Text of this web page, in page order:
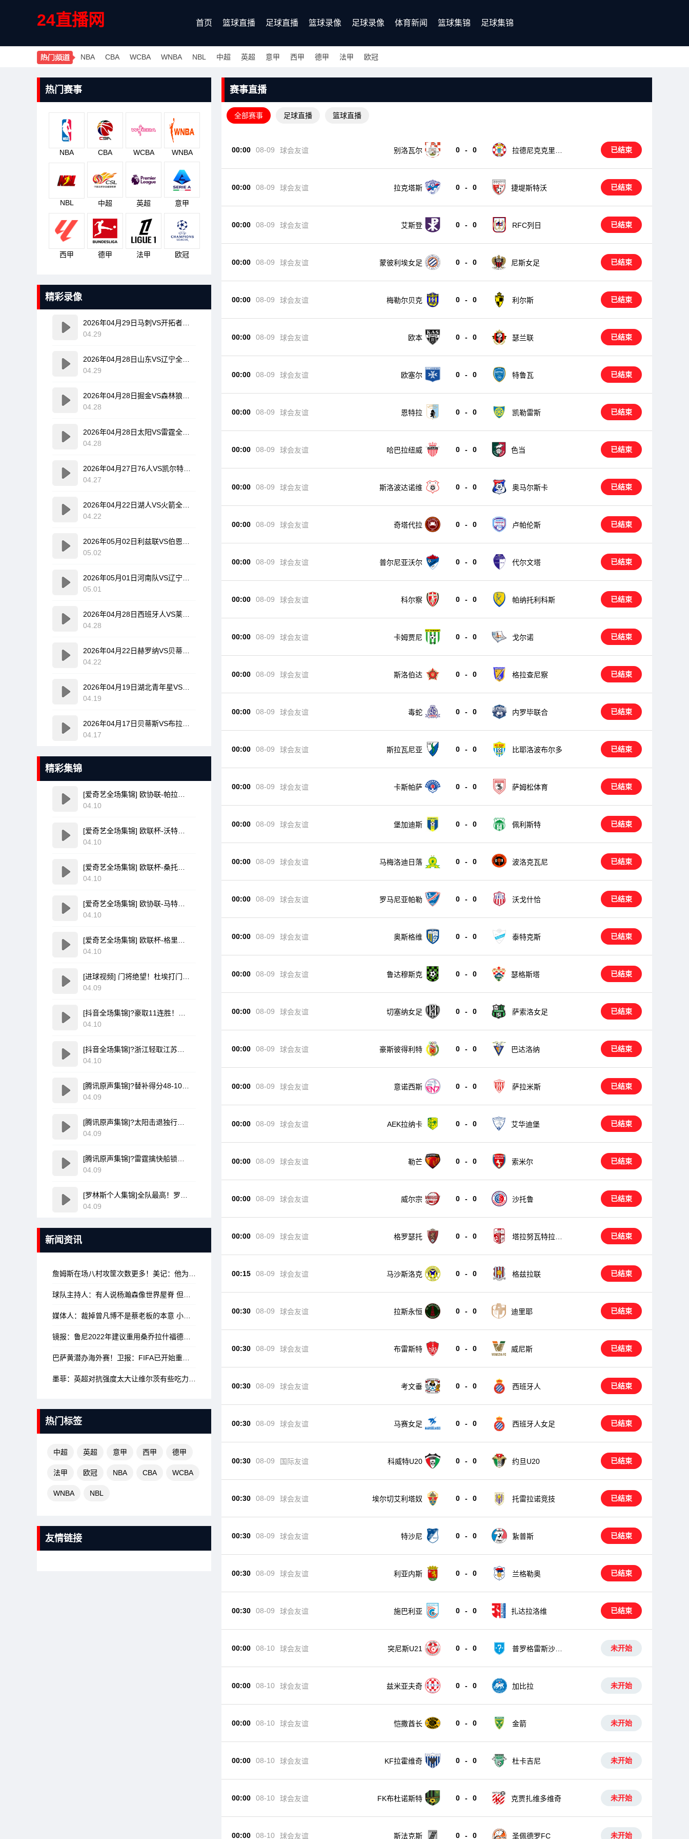
24直播网 首页 篮球直播 足球直播 篮球录像 足球录像 体育新闻 篮球集锦 足球集锦
NBA CBA WCBA WNBA NBL 中超 英超 意甲 西甲 德甲 法甲 欧冠
热门赛事
NBA CBA WCBA WNBA
NBL 中超 英超 意甲
西甲 德甲 法甲 欧冠
精彩录像
04.29
04.29
04.28
04.28
04.27
04.22
05.02
05.01
04.28
04.22
04.19
04.17
精彩集锦
04.10
04.10
04.10
04.10
04.10
04.09
04.10
04.10
04.09
04.09
04.09
04.09
新闻资讯
10/18
10/18
10/18
热门标签
中超 英超 意甲 西甲 德甲
法甲 欧冠 NBA CBA WCBA
WNBA NBL
友情链接
赛事直播
全部赛事 足球直播 篮球直播
00:00 08-09 球会友谊 别洛瓦尔 0 - 0
拉德尼克克里泽
已结束
00:00 08-09 球会友谊 拉克塔斯 0 - 0 捷堤斯特沃 已结束
00:00 08-09 球会友谊 艾斯登 0 - 0 RFC列日 已结束
00:00 08-09 球会友谊 蒙彼利埃女足 0 - 0 尼斯女足 已结束
00:00 08-09 球会友谊 梅勒尔贝克 0 - 0 利尔斯 已结束
00:00 08-09 球会友谊 欧本 0 - 0 瑟兰联 已结束
00:00 08-09 球会友谊 欧塞尔 0 - 0 特鲁瓦 已结束
00:00 08-09 球会友谊 恩特拉 0 - 0 凯勒雷斯 已结束
00:00 08-09 球会友谊 哈巴拉纽威 0 - 0 色当 已结束
00:00 08-09 球会友谊 斯洛波达诺维 0 - 0 奥马尔斯卡 已结束
00:00 08-09 球会友谊 奇塔代拉 0 - 0 卢帕伦斯 已结束
00:00 08-09 球会友谊 普尔尼亚沃尔 0 - 0 代尔文塔 已结束
00:00 08-09 球会友谊 科尔察 0 - 0 帕纳托利科斯 已结束
00:00 08-09 球会友谊 卡姆贾尼 0 - 0 戈尔诺 已结束
00:00 08-09 球会友谊 斯洛伯达 0 - 0 格拉查尼察 已结束
00:00 08-09 球会友谊 毒蛇 0 - 0 内罗毕联合 已结束
00:00 08-09 球会友谊 斯拉瓦尼亚 0 - 0 比耶洛波布尔多 已结束
00:00 08-09 球会友谊 卡斯帕萨 0 - 0 萨姆松体育 已结束
00:00 08-09 球会友谊 堡加迪斯 0 - 0 佩利斯特 已结束
00:00 08-09 球会友谊 马梅洛迪日落 0 - 0 波洛克瓦尼 已结束
00:00 08-09 球会友谊 罗马尼亚帕勒 0 - 0 沃戈什恰 已结束
00:00 08-09 球会友谊 奥斯格维 0 - 0 泰特克斯 已结束
00:00 08-09 球会友谊 鲁达穆斯克 0 - 0 瑟格斯塔 已结束
00:00 08-09 球会友谊 切塞纳女足 0 - 0 萨索洛女足 已结束
00:00 08-09 球会友谊 豪斯彼得利特 0 - 0 巴达洛纳 已结束
00:00 08-09 球会友谊 意诺西斯 0 - 0 萨拉米斯 已结束
00:00 08-09 球会友谊 AEK拉纳卡 0 - 0 艾华迪堡 已结束
00:00 08-09 球会友谊 勒芒 0 - 0 索米尔 已结束
00:00 08-09 球会友谊 威尔宗 0 - 0 沙托鲁 已结束
00:00 08-09 球会友谊 格罗瑟托 0 - 0
塔拉努瓦特拉亚
已结束
00:15 08-09 球会友谊 马沙斯洛克 0 - 0 格兹拉联 已结束
00:30 08-09 球会友谊 拉斯永恒 0 - 0 迪里耶 已结束
00:30 08-09 球会友谊 布雷斯特 0 - 0 威尼斯 已结束
00:30 08-09 球会友谊 考文垂 0 - 0 西班牙人 已结束
00:30 08-09 球会友谊 马赛女足 0 - 0 西班牙人女足 已结束
00:30 08-09 国际友谊 科威特U20 0 - 0 约旦U20 已结束
00:30 08-09 球会友谊 埃尔切艾利塔奴 0 - 0 托雷拉诺竞技 已结束
00:30 08-09 球会友谊 特沙尼 0 - 0 紥普斯 已结束
00:30 08-09 球会友谊 利亚内斯 0 - 0 兰格勒奥 已结束
00:30 08-09 球会友谊 施巴利亚 0 - 0 扎达拉洛维 已结束
00:00 08-10 球会友谊 突尼斯U21 0 - 0
普罗格雷斯沙基
未开始
00:00 08-10 球会友谊 兹米亚夫奇 0 - 0 加比拉 未开始
00:00 08-10 球会友谊 恺撒酋长 0 - 0 金箭 未开始
00:00 08-10 球会友谊 KF拉霍维奇 0 - 0 杜卡吉尼 未开始
00:00 08-10 球会友谊 FK布杜诺斯特 0 - 0 克贾扎维多维奇 未开始
00:00 08-10 球会友谊 斯法克斯 0 - 0 圣佩德罗FC 未开始